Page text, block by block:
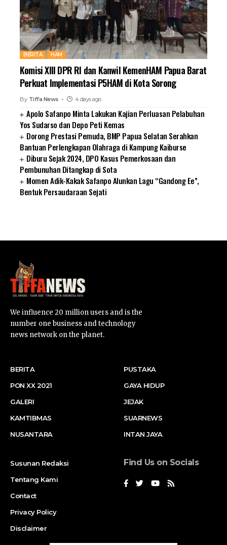
BERITA HAM
Komisi XIII DPR RI dan Kanwil KemenHAM Papua Barat
Perkuat Implementasi P5HAM di Kota Sorong
By Tiffa News 4 days ago
Apolo Safanpo Minta Lakukan Kajian Perluasan Pelabuhan
Yos Sudarso dan Depo Peti Kemas
Dorong Prestasi Pemuda, BMP Papua Selatan Serahkan
Bantuan Perlengkapan Olahraga di Kampung Kaiburse
Diburu Sejak 2024, DPO Kasus Pemerkosaan dan
Pembunuhan Ditangkap di Sota
Momen Adik-Kakak Safanpo Alunkan Lagu “Gandong Ee”,
Bentuk Persaudaraan Sejati
We influence 20 million users and is the
number one business and technology
news network on the planet.
BERITA
PON XX 2021
GALERI
KAMTIBMAS
NUSANTARA
PUSTAKA
GAYA HIDUP
JEJAK
SUARNEWS
INTAN JAYA
Susunan Redaksi
Tentang Kami
Contact
Privacy Policy
Disclaimer
Find Us on Socials